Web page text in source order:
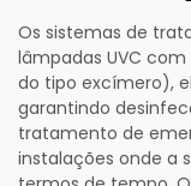
Os sistemas de
lâmpadas UVC
do tipo excímero),
garantindo
tratamento de
instalações onde a